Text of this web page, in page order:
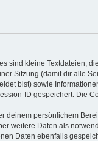
sind kleine Textdateien,
Sitzung (damit dir alle
bist) sowie
ID gespeichert. Die
persönlichem
weitere Daten als
Daten ebenfalls